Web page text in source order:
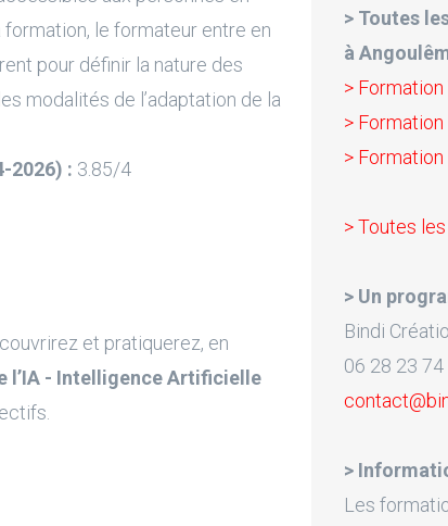
le formateur entre en
pour définir la nature des
modalités de l’adaptation de la
2026) : 3.85/4
et pratiquerez, en
l’IA - Intelligence Artificielle
> Toutes
à
>
>
> Formation
> Toutes
> Un
Bindi
06 28 23 74
>
Les